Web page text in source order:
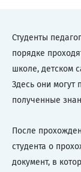
Студенты
порядке
школе, детском
Здесь они могут
полученные
После
студента о
документ, в